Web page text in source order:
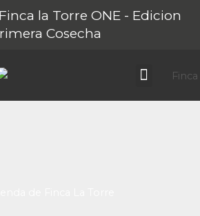
la Torre ONE - Edicion
Cosecha